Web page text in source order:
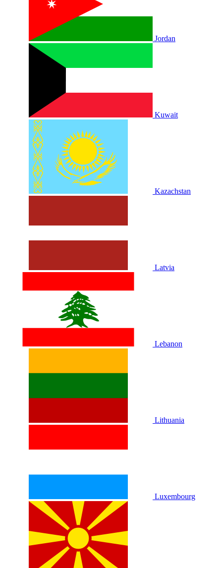
Jordan
Kuwait
Kazachstan
Latvia
Lebanon
Lithuania
Luxembourg